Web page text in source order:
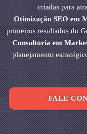
criadas para
Otimização SEO em
primeiros resultados do
Consultoria em
planejamento
FALE